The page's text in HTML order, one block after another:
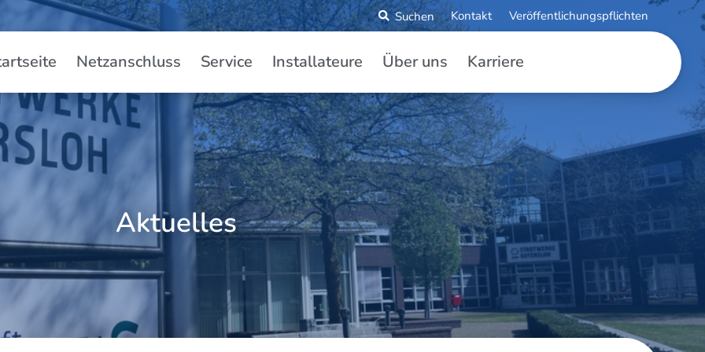
Kontakt Veröffentlichungspflichten
Netzanschluss Service Installateure Über uns Karriere
Aktuelles